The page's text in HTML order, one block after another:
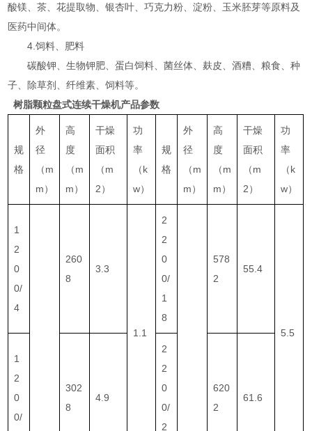
酸镁、茶、花提取物、银杏叶、巧克力粉、淀粉、玉米胚芽等原料及
医药中间体。
4.饲料、肥料
碳酸钾、生物钾肥、蛋白饲料、菌丝体、麸皮、酒糟、粮食、种
子、除草剂、纤维素、饲料等。
树脂颗粒盘式连续干燥机产品参数
规
格
外
径
（m
m）
高
度
（m
m）
干燥
面积
（m
2）
功
率
（k
w）
规
格
外
径
（m
m）
高
度
（m
m）
干燥
面积
（m
2）
功
率
（k
w）
1
2
0
0/
4
260
8
3.3
1.1
2
2
0
0/
1
8
578
2
55.4
5.5
1
2
0
0/
302
8
4.9
2
2
0
0/
2
620
2
61.6